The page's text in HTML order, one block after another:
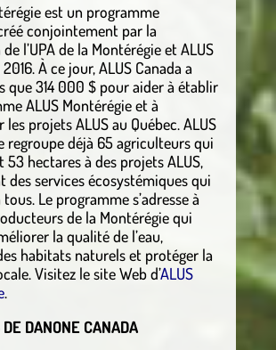
est un programme
conjointement par la
l’UPA de la Montérégie et ALUS
À ce jour, ALUS Canada a
que 314 000 $ pour aider à établir
ALUS Montérégie et à
les projets ALUS au Québec. ALUS
regroupe déjà 65 agriculteurs qui
53 hectares à des projets ALUS,
des services écosystémiques qui
Le programme s’adresse à
de la Montérégie qui
la qualité de l’eau,
habitats naturels et protéger la
Visitez le site Web d’ALUS
.
DE DANONE CANADA